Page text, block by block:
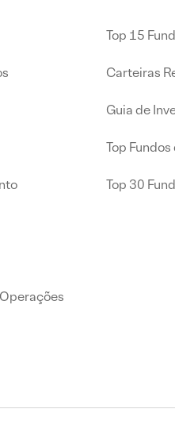
Top 15
Carteiras
Guia de
Top
Top 30